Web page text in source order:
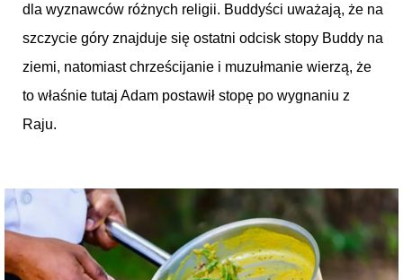
dla wyznawców różnych religii. Buddyści uważają, że na
szczycie góry znajduje się ostatni odcisk stopy Buddy na
ziemi, natomiast chrześcijanie i muzułmanie wierzą, że
to właśnie tutaj Adam postawił stopę po wygnaniu z
Raju.